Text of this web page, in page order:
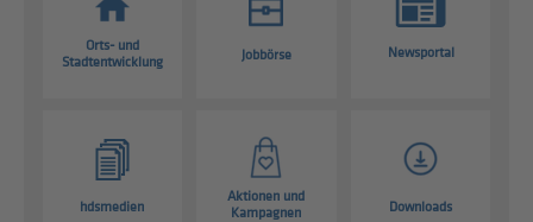
Orts- und
Stadtentwicklung
Jobbörse Newsportal
hdsmedien
Aktionen und
Kampagnen
Downloads